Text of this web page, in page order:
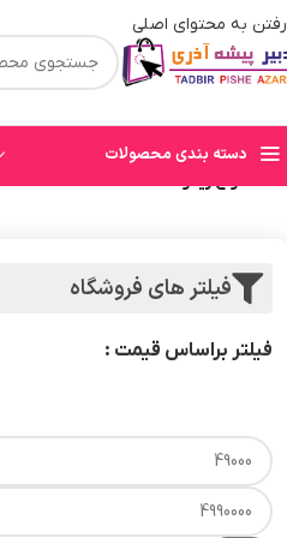
رفتن به محتوای اصلی
⚡قیمت های وب سایت بروز میباشند⚡ با
دسته بندی محصولات
خانه/انواع ریموت
فیلتر های فروشگاه
فیلتر براساس قیمت :